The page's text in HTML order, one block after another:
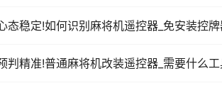
态稳定!如何识别麻将机遥控器_免安装控
判精准!普通麻将机改装遥控器_需要什么